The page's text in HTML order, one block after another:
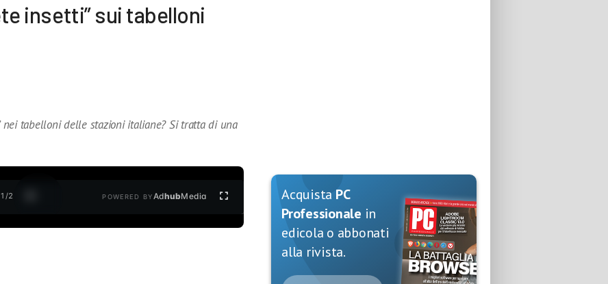
insetti” sui tabelloni
nei tabelloni delle stazioni italiane? Si tratta di una
1 /2 POWERED BYAdhubMedia Acquista PC
Professionale in
edicola o abbonati
alla rivista.